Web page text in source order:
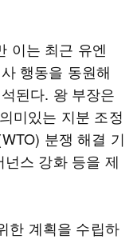
이는 최근 유엔
행동을 동원해
된다. 왕 부장은
미있는 지분 조정
분쟁 해결 기
스 강화 등을 제
한 계획을 수립하